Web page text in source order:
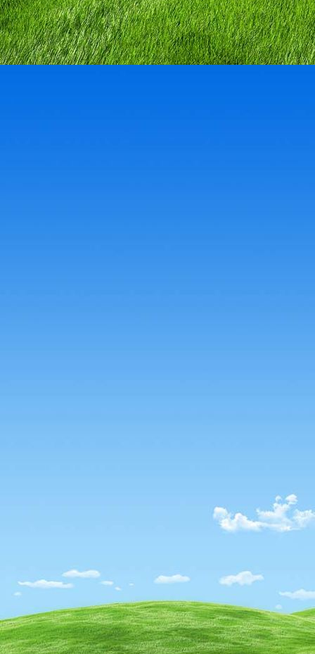
IMG_3134